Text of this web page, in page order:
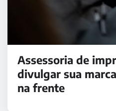
Assessoria de
divulgar sua
na frente